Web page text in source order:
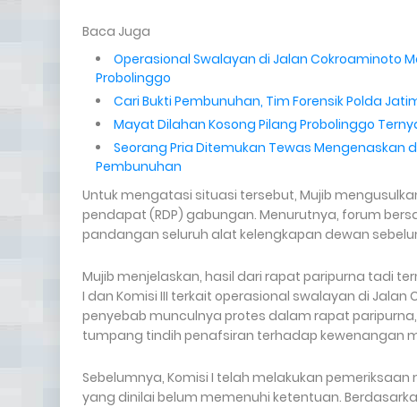
Baca Juga
Operasional Swalayan di Jalan Cokroaminoto
Probolinggo
Cari Bukti Pembunuhan, Tim Forensik Polda
Mayat Dilahan Kosong Pilang Probolinggo
Seorang Pria Ditemukan Tewas Mengenaskan
Pembunuhan
Untuk mengatasi situasi tersebut, Mujib
pendapat (RDP) gabungan. Menurutnya, forum
pandangan seluruh alat kelengkapan dewan
Mujib menjelaskan, hasil dari rapat paripurna tadi
I dan Komisi III terkait operasional swalayan di
penyebab munculnya protes dalam rapat
tumpang tindih penafsiran terhadap kewenangan
Sebelumnya, Komisi I telah melakukan
yang dinilai belum memenuhi ketentuan.